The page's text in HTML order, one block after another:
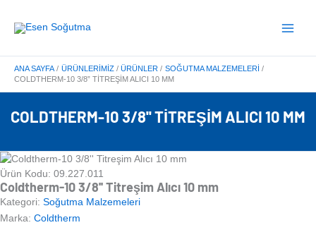
atla
Menu
ANA SAYFA ÜRÜNLERIMIZ ÜRÜNLER
SOĞUTMA MALZEMELERI
COLDTHERM-10 3/8” TITREŞIM ALICI 10 MM
COLDTHERM-10 3/8'' TITREŞIM ALICI 10 MM
Ürün Kodu: 09.227.011
Coldtherm-10 3/8'' Titreşim Alıcı 10 mm
Kategori: Soğutma Malzemeleri
Marka: Coldtherm